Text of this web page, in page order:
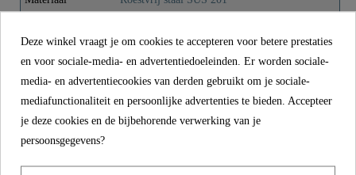
Gewicht 0,0 kg
CONTACT
Franz Joseph Schütte GmbH
Hullerweg 1
Deze winkel vraagt je om cookies te accepteren voor betere prestaties
en voor sociale-media- en advertentiedoeleinden. Er worden sociale-
media- en advertentiecookies van derden gebruikt om je sociale-
mediafunctionaliteit en persoonlijke advertenties te bieden. Accepteer
je deze cookies en de bijbehorende verwerking van je
persoonsgegevens?